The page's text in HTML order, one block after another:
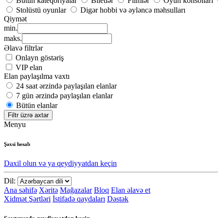
Stolüstü oyunlar
Digər hobbi və əyləncə məhsulları
Qiymət
min.
maks.
Əlavə filtrlər
Onlayn göstəriş
VIP elan
Elan paylaşılma vaxtı
24 saat ərzində paylaşılan elanlar
7 gün ərzində paylaşılan elanlar
Bütün elanlar
Filtr üzrə axtar
Menyu
Şəxsi hesab
Daxil olun və ya qeydiyyatdan keçin
Dil:
Ana səhifə Xəritə Mağazalar Bloq Elan əlavə et
Xidmət Şərtləri İstifadə qaydaları Dəstək